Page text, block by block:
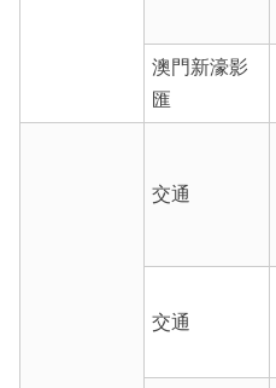
澳門新濠影
匯
交通
交通